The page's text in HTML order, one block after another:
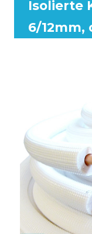
Isolierte
6/12mm,